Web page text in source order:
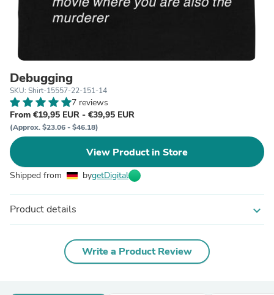
Debugging
SKU: Shirt-15557-22-151-14
7 reviews
From €19,95 EUR - €39,95 EUR
(Approx. $23.06 - $46.18)
View Product in Store
Shipped from bygetDigital
Product details expand_more
Write a Product Review